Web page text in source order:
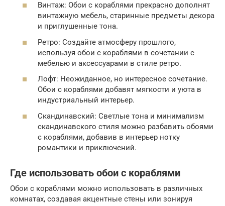
Винтаж: Обои с кораблями прекрасно дополнят
винтажную мебель, старинные предметы декора
и приглушенные тона.
Ретро: Создайте атмосферу прошлого,
используя обои с кораблями в сочетании с
мебелью и аксессуарами в стиле ретро.
Лофт: Неожиданное, но интересное сочетание.
Обои с кораблями добавят мягкости и уюта в
индустриальный интерьер.
Скандинавский: Светлые тона и минимализм
скандинавского стиля можно разбавить обоями
с кораблями, добавив в интерьер нотку
романтики и приключений.
Где использовать обои с кораблями
Обои с кораблями можно использовать в различных
комнатах, создавая акцентные стены или зонируя